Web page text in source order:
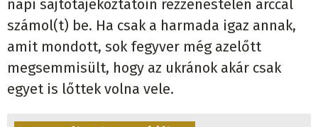
számol(t) be. Ha csak a harmada igaz annak,
amit mondott, sok fegyver még azelőtt
megsemmisült, hogy az ukránok akár csak
egyet is lőttek volna vele.